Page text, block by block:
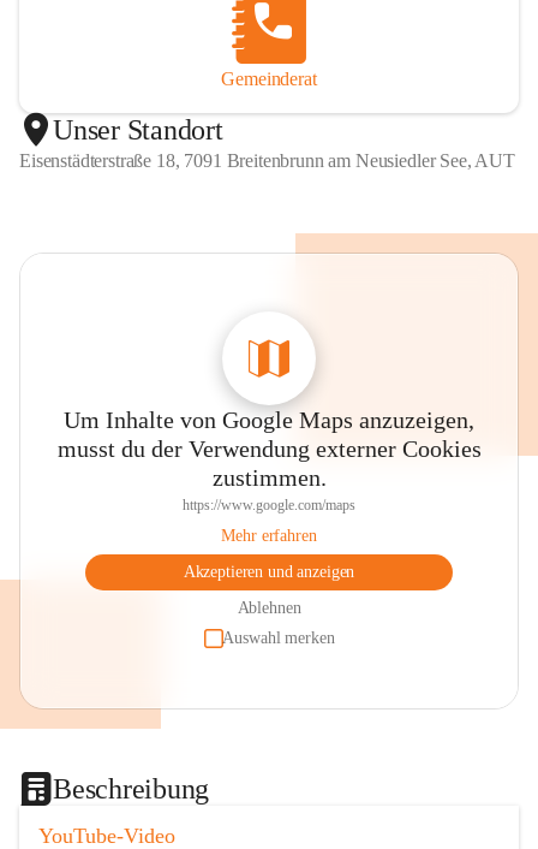
Gemeinderat
Unser Standort
Eisenstädterstraße 18, 7091 Breitenbrunn am Neusiedler See, AUT
Um Inhalte von Google Maps anzuzeigen,
musst du der Verwendung externer Cookies
zustimmen.
https://www.google.com/maps
Mehr erfahren
Akzeptieren und anzeigen
Ablehnen
Auswahl merken
Beschreibung
YouTube-Video